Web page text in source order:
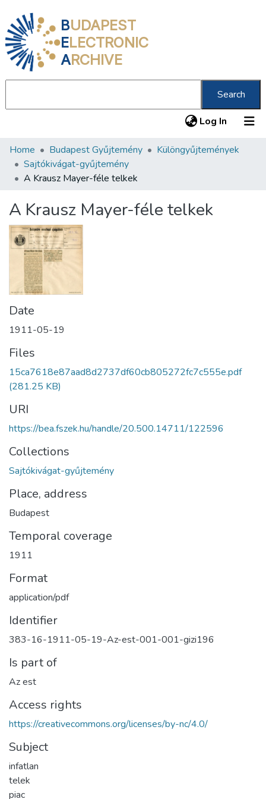
BUDAPEST
ELECTRONIC
ARCHIVE
Search
Log In (current)
Communities & Collections
All of DSpace
About us
Home Budapest Gyűjtemény
Különgyűjtemények
Sajtókivágat-gyűjtemény
A Krausz Mayer-féle telkek
A Krausz Mayer-féle telkek
Date
1911-05-19
Files
15ca7618e87aad8d2737df60cb805272fc7c555e.pdf
(281.25 KB)
URI
https://bea.fszek.hu/handle/20.500.14711/122596
Collections
Sajtókivágat-gyűjtemény
Place, address
Budapest
Temporal coverage
1911
Format
application/pdf
Identifier
383-16-1911-05-19-Az-est-001-001-gizi196
Is part of
Az est
Access rights
https://creativecommons.org/licenses/by-nc/4.0/
Subject
infatlan
telek
piac